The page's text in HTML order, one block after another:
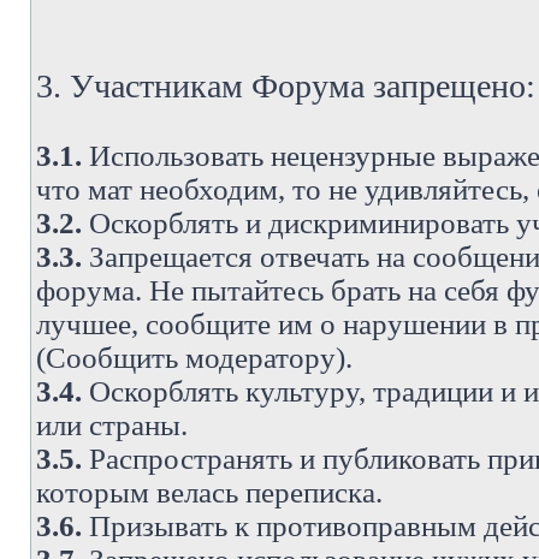
3. Участникам Форума запрещено:
3.1. Использовать нецензурные
что мат необходим, то не
3.2. Оскорблять и дискриминировать
3.3. Запрещается отвечать на
форума. Не пытайтесь брать на себя
лучшее, сообщите им о нарушении в
(Сообщить модератору).
3.4. Оскорблять культуру, традиции
или страны.
3.5. Распространять и публиковать
которым велась переписка.
3.6. Призывать к противоправным